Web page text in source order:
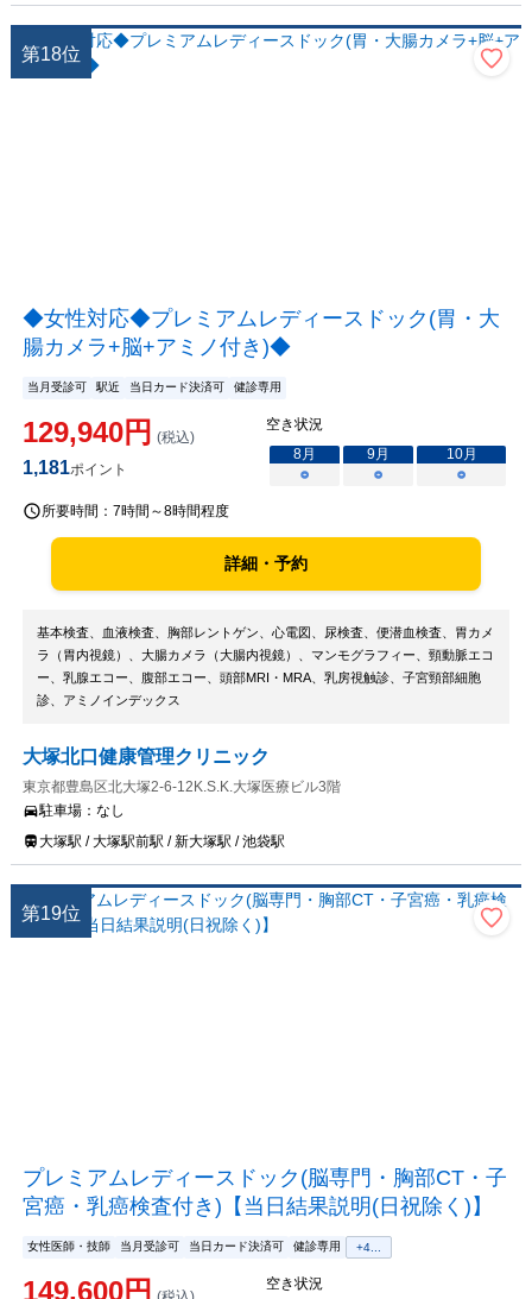
第18位
◆女性対応◆プレミアムレディースドック(胃・大
腸カメラ+脳+アミノ付き)◆
当月受診可 駅近 当日カード決済可 健診専用
129,940円 (税込)
1,181ポイント
空き状況
8月 9月 10月
○
○ ○
所要時間： 7時間～8時間程度
詳細・予約
基本検査、血液検査、胸部レントゲン、心電図、尿検査、便潜血検査、胃カメ
ラ（胃内視鏡）、大腸カメラ（大腸内視鏡）、マンモグラフィー、頸動脈エコ
ー、乳腺エコー、腹部エコー、頭部MRI・MRA、乳房視触診、子宮頸部細胞
診、アミノインデックス
大塚北口健康管理クリニック
東京都豊島区北大塚2-6-12K.S.K.大塚医療ビル3階
駐車場： なし
大塚駅 / 大塚駅前駅 / 新大塚駅 / 池袋駅
第19位
プレミアムレディースドック(脳専門・胸部CT・子
宮癌・乳癌検査付き)【当日結果説明(日祝除く)】
女性医師・技師 当月受診可 当日カード決済可 健診専用 +4...
149,600円 空き状況